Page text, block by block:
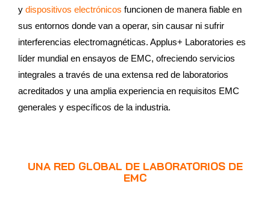
y dispositivos electrónicos funcionen de manera fiable en
sus entornos donde van a operar, sin causar ni sufrir
interferencias electromagnéticas. Applus+ Laboratories es
líder mundial en ensayos de EMC, ofreciendo servicios
integrales a través de una extensa red de laboratorios
acreditados y una amplia experiencia en requisitos EMC
generales y específicos de la industria.
UNA RED GLOBAL DE LABORATORIOS DE
EMC